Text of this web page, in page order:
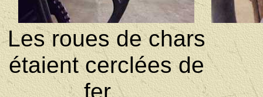
Les roues de chars
étaient cerclées de
fer...